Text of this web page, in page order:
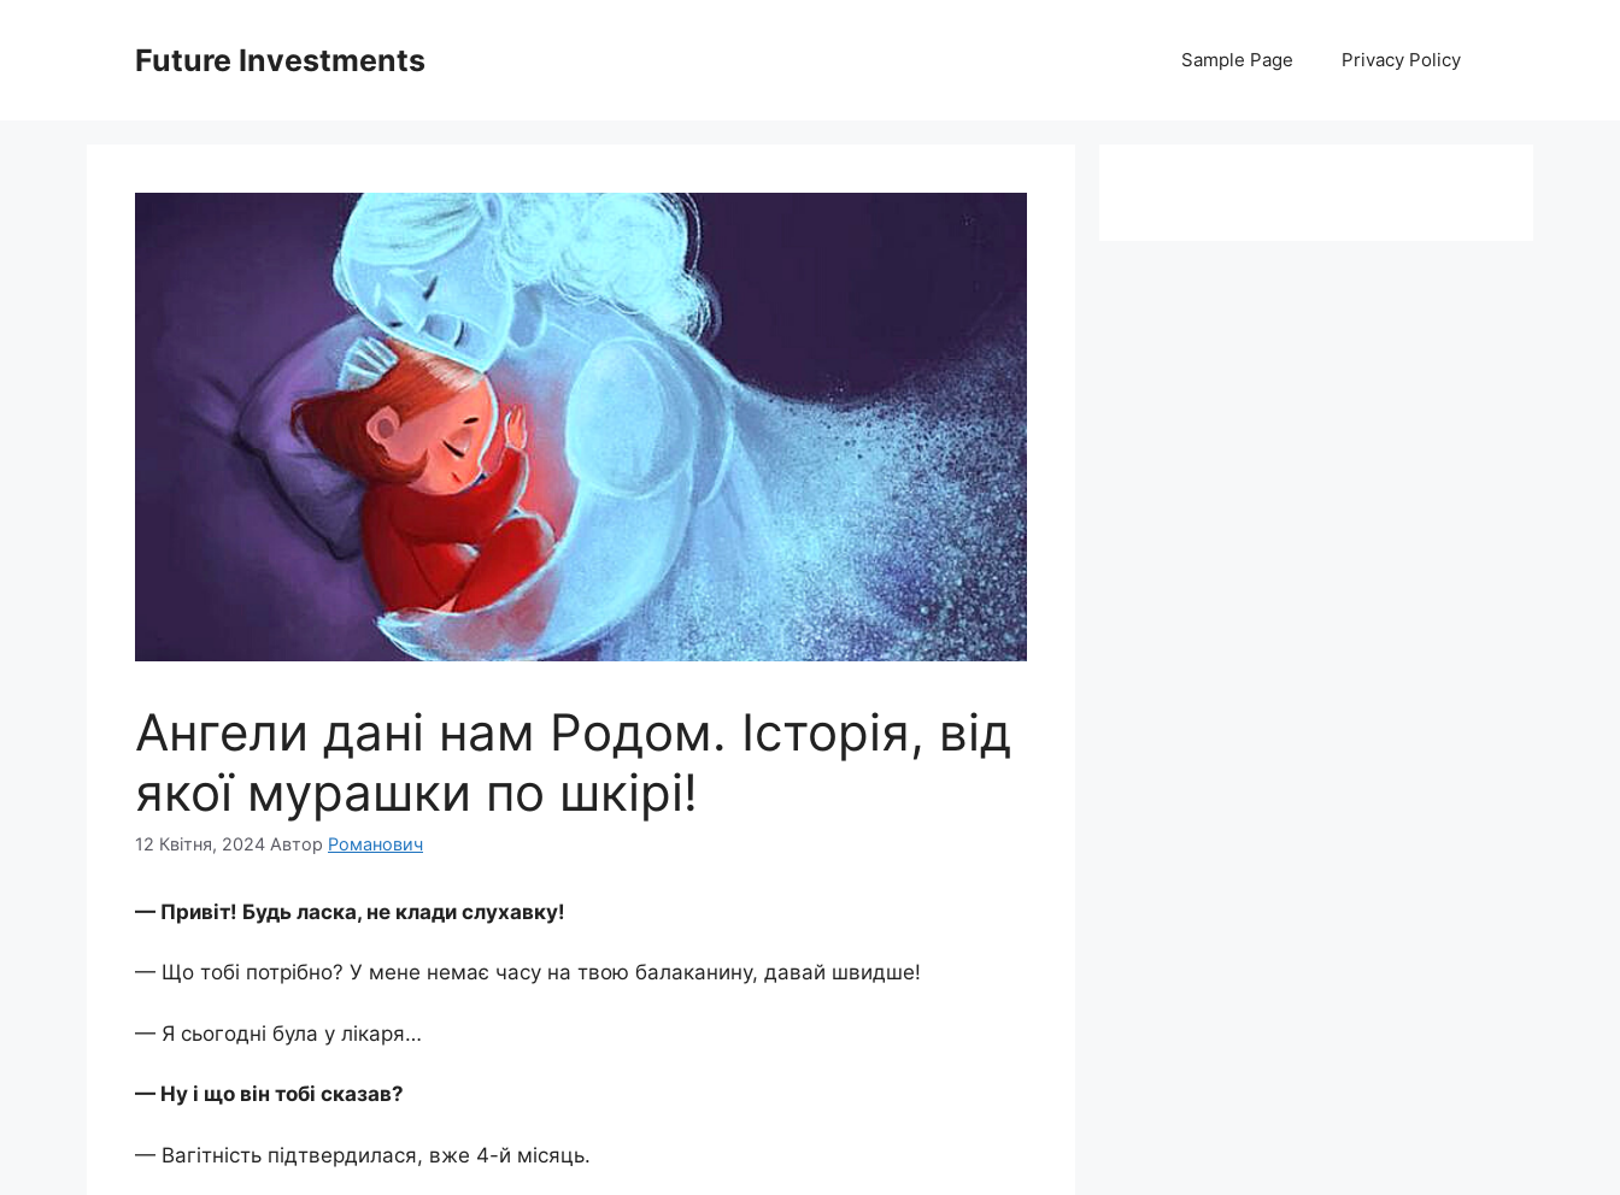
Future Investments Sample Page Privacy Policy
Ангели дані нам Родом. Історія, від
якої мурашки по шкірі!
12 Квітня, 2024 Автор Романович
— Привіт! Будь ласка, не клади слухавку!
— Що тобі потрібно? У мене немає часу на твою балаканину, давай швидше!
— Я сьогодні була у лікаря…
— Ну і що він тобі сказав?
— Вагітність підтвердилася, вже 4-й місяць.